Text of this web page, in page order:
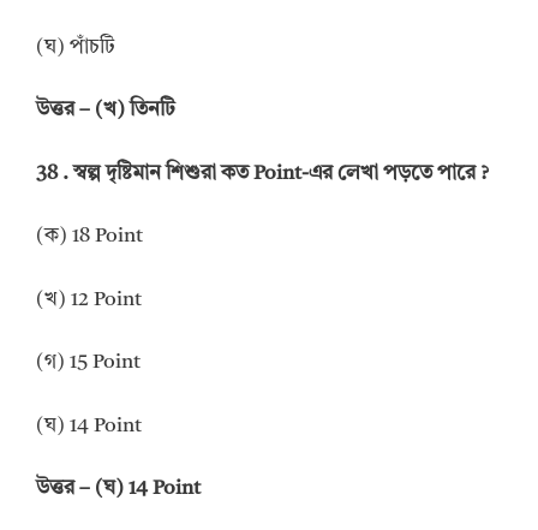
(ঘ) পাঁচটি
উত্তর– (খ) তিনটি
38 .স্বল্প দৃষ্টিমান শিশুরা কতPoint-এর লেখা পড়তে পারে ?
(ক) 18 Point
(খ) 12 Point
(গ) 15 Point
(ঘ) 14 Point
উত্তর– (ঘ) 14 Point